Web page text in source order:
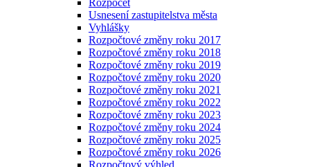
Rozpočet
Usnesení zastupitelstva města
Vyhlášky
Rozpočtové změny roku 2017
Rozpočtové změny roku 2018
Rozpočtové změny roku 2019
Rozpočtové změny roku 2020
Rozpočtové změny roku 2021
Rozpočtové změny roku 2022
Rozpočtové změny roku 2023
Rozpočtové změny roku 2024
Rozpočtové změny roku 2025
Rozpočtové změny roku 2026
Rozpočtový výhled